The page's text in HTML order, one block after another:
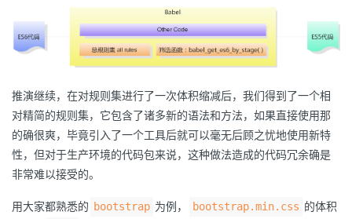
推演继续，在对规则集进行了一次体积缩减后，我们得到了一个相
对精简的规则集，它包含了诸多新的语法和方法，如果直接使用那
的确很爽，毕竟引入了一个工具后就可以毫无后顾之忧地使用新特
性，但对于生产环境的代码包来说，这种做法造成的代码冗余确是
非常难以接受的。
用大家都熟悉的 bootstrap 为例， bootstrap.min.css 的体积